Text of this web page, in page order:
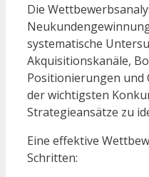
Die
systematische
Akquisitionskanäle,
Positionierungen und
der wichtigsten
Strategieansätze zu
Eine effektive
Schritten: